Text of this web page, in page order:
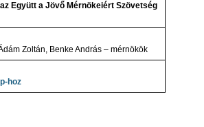
Együtt a Jövő Mérnökeiért Szövetség
Zoltán, Benke András – mérnökök
hoz